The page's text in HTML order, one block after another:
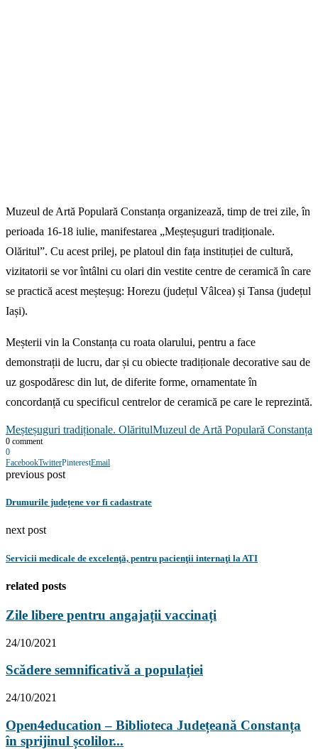
Muzeul de Artă Populară Constanța organizează, timp de trei zile, în
perioada 16-18 iulie, manifestarea „Meșteșuguri tradiționale.
Olăritul”. Cu acest prilej, pe platoul din fața instituției de cultură,
vizitatorii se vor întâlni cu olari din vestite centre de ceramică în care
se practică acest meșteșug: Horezu (județul Vâlcea) și Tansa (județul
Iași).
Meșterii vin la Constanța cu roata olarului, pentru a face
demonstrații de lucru, dar și cu obiecte tradiționale decorative sau de
uz gospodăresc din lut, de diferite forme, ornamentate în
concordanță cu specificul centrelor de ceramică pe care le reprezintă.
Meșteșuguri tradiționale. OlăritulMuzeul de Artă Populară Constanța
0 comment
0
FacebookTwitterPinterestEmail
previous post
Drumurile județene vor fi cadastrate
next post
Servicii medicale de excelenţă, pentru pacienţii internaţi la ATI
related posts
Zile libere pentru angajații vaccinați
24/10/2021
Scădere semnificativă a populației
24/10/2021
Open4education – Biblioteca Județeană Constanța
în sprijinul școlilor...